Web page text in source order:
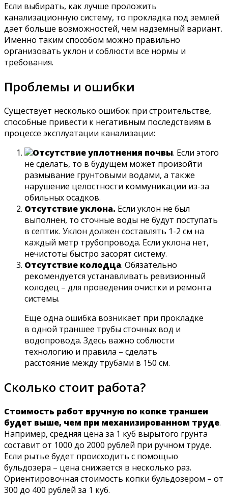
Если выбирать, как лучше проложить
канализационную систему, то прокладка под землей
дает больше возможностей, чем надземный вариант.
Именно таким способом можно правильно
организовать уклон и соблюсти все нормы и
требования.
Проблемы и ошибки
Существует несколько ошибок при строительстве,
способные привести к негативным последствиям в
процессе эксплуатации канализации:
Отсутствие уплотнения почвы. Если этого
не сделать, то в будущем может произойти
размывание грунтовыми водами, а также
нарушение целостности коммуникации из-за
обильных осадков.
Отсутствие уклона. Если уклон не был
выполнен, то сточные воды не будут поступать
в септик. Уклон должен составлять 1-2 см на
каждый метр трубопровода. Если уклона нет,
нечистоты быстро засорят систему.
Отсутствие колодца. Обязательно
рекомендуется устанавливать ревизионный
колодец – для проведения очистки и ремонта
системы.
Еще одна ошибка возникает при прокладке
в одной траншее трубы сточных вод и
водопровода. Здесь важно соблюсти
технологию и правила – сделать
расстояние между трубами в 150 см.
Сколько стоит работа?
Стоимость работ вручную по копке траншеи
будет выше, чем при механизированном труде.
Например, средняя цена за 1 куб вырытого грунта
составит от 1000 до 2000 рублей при ручном труде.
Если рытье будет происходить с помощью
бульдозера – цена снижается в несколько раз.
Ориентировочная стоимость копки бульдозером – от
300 до 400 рублей за 1 куб.